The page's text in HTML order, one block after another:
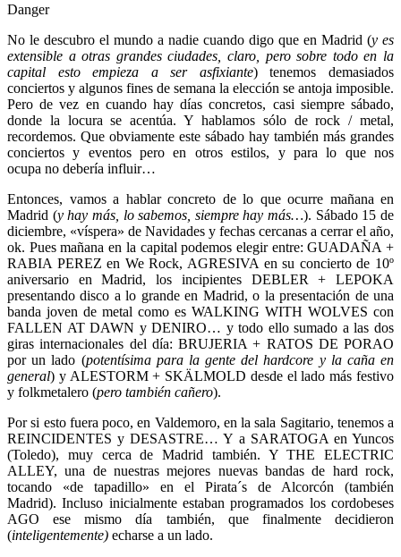
Danger
No le descubro el mundo a nadie cuando digo que en Madrid (y es
extensible a otras grandes ciudades, claro, pero sobre todo en la
capital esto empieza a ser asfixiante) tenemos demasiados
conciertos y algunos fines de semana la elección se antoja imposible.
Pero de vez en cuando hay días concretos, casi siempre sábado,
donde la locura se acentúa. Y hablamos sólo de rock / metal,
recordemos. Que obviamente este sábado hay también más grandes
conciertos y eventos pero en otros estilos, y para lo que nos
ocupa no debería influir…
Entonces, vamos a hablar concreto de lo que ocurre mañana en
Madrid (y hay más, lo sabemos, siempre hay más…). Sábado 15 de
diciembre, «víspera» de Navidades y fechas cercanas a cerrar el año,
ok. Pues mañana en la capital podemos elegir entre: GUADAÑA +
RABIA PEREZ en We Rock, AGRESIVA en su concierto de 10º
aniversario en Madrid, los incipientes DEBLER + LEPOKA
presentando disco a lo grande en Madrid, o la presentación de una
banda joven de metal como es WALKING WITH WOLVES con
FALLEN AT DAWN y DENIRO… y todo ello sumado a las dos
giras internacionales del día: BRUJERIA + RATOS DE PORAO
por un lado (potentísima para la gente del hardcore y la caña en
general) y ALESTORM + SKÄLMOLD desde el lado más festivo
y folkmetalero (pero también cañero).
Por si esto fuera poco, en Valdemoro, en la sala Sagitario, tenemos a
REINCIDENTES y DESASTRE… Y a SARATOGA en Yuncos
(Toledo), muy cerca de Madrid también. Y THE ELECTRIC
ALLEY, una de nuestras mejores nuevas bandas de hard rock,
tocando «de tapadillo» en el Pirata´s de Alcorcón (también
Madrid). Incluso inicialmente estaban programados los cordobeses
AGO ese mismo día también, que finalmente decidieron
(inteligentemente) echarse a un lado.